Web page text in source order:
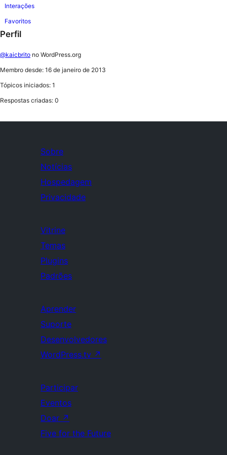
Interações
Favoritos
Perfil
@kaicbrito no WordPress.org
Membro desde: 16 de janeiro de 2013
Tópicos iniciados: 1
Respostas criadas: 0
Sobre
Notícias
Hospedagem
Privacidade
Vitrine
Temas
Plugins
Padrões
Aprender
Suporte
Desenvolvedores
WordPress.tv ↗
Participar
Eventos
Doar ↗
Five for the Future